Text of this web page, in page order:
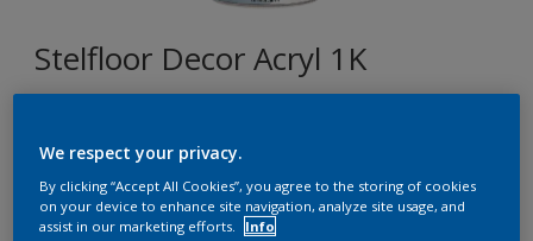
Stelfloor Decor Acryl 1K
Format
We respect your privacy.
By clicking “Accept All Cookies”, you agree to the storing of cookies
on your device to enhance site navigation, analyze site usage, and
assist in our marketing efforts.
Info